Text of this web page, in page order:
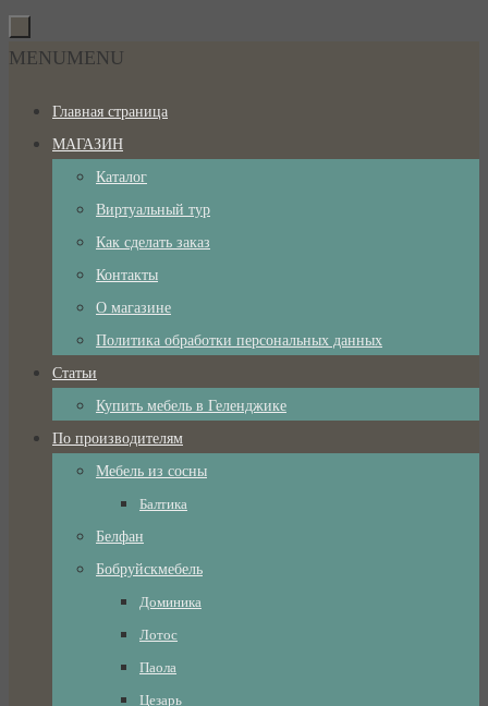
Перейти
к
Перейти
содержимому
MENUMENU
Главная страница
МАГАЗИН
Каталог
Виртуальный тур
Как сделать заказ
Контакты
О магазине
Политика обработки персональных данных
Статьи
Купить мебель в Геленджике
По производителям
Мебель из сосны
Балтика
Белфан
Бобруйскмебель
Доминика
Лотос
Паола
Цезарь